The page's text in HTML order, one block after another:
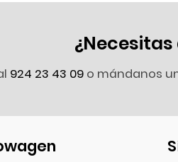
924 23 43 09 o mándanos